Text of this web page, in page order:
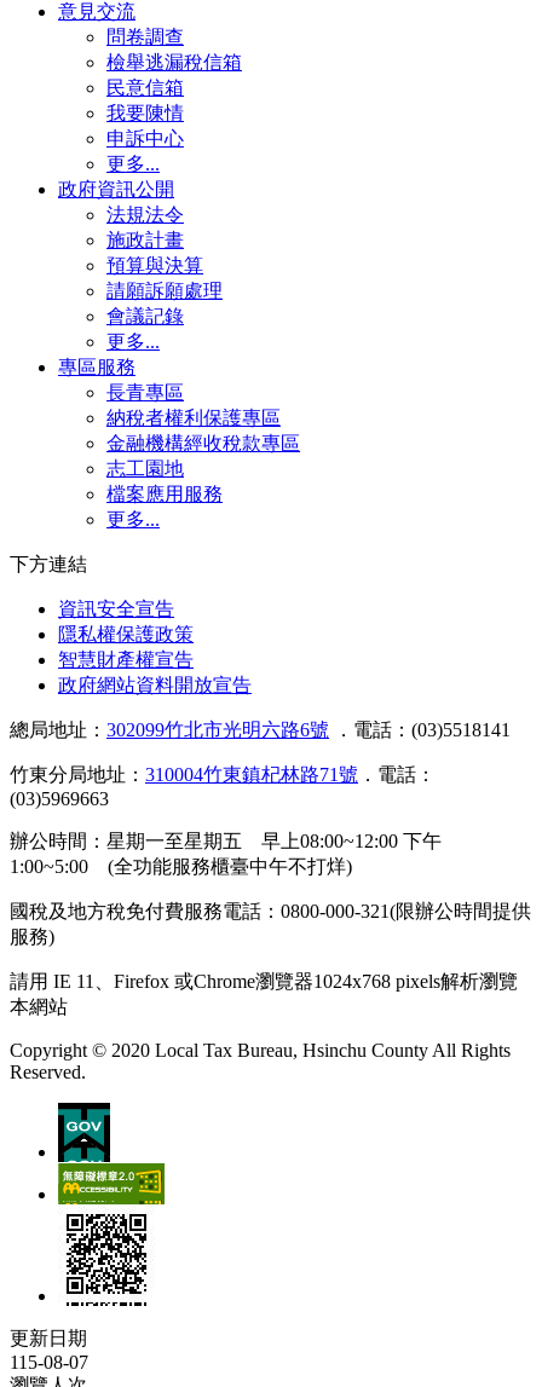
意見交流
問卷調查
檢舉逃漏稅信箱
民意信箱
我要陳情
申訴中心
更多...
政府資訊公開
法規法令
施政計畫
預算與決算
請願訴願處理
會議記錄
更多...
專區服務
長青專區
納稅者權利保護專區
金融機構經收稅款專區
志工園地
檔案應用服務
更多...
下方連結
資訊安全宣告
隱私權保護政策
智慧財產權宣告
政府網站資料開放宣告
總局地址： 302099竹北市光明六路6號 ．電話：(03)5518141
竹東分局地址： 310004竹東鎮杞林路71號 ．電話：
(03)5969663
辦公時間：星期一至星期五 早上08:00~12:00 下午
1:00~5:00 (全功能服務櫃臺中午不打烊)
國稅及地方稅免付費服務電話：0800-000-321(限辦公時間提供
服務)
請用 IE 11、Firefox 或Chrome瀏覽器1024x768 pixels解析瀏覽
本網站
Copyright © 2020 Local Tax Bureau, Hsinchu County All Rights
Reserved.
更新日期
115-08-07